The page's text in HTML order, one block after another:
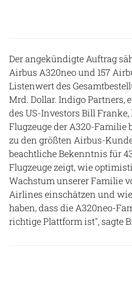
Der angekündigte Auftrag
Airbus A320neo und 157
Listenwert des
Mrd. Dollar. Indigo Partners,
des US-Investors Bill Franke,
Flugzeuge der A320-Familie
zu den größten Airbus-
beachtliche Bekenntnis für
Flugzeuge zeigt, wie
Wachstum unserer Familie
Airlines einschätzen und
haben, dass die A320neo-
richtige Plattform ist", sagte